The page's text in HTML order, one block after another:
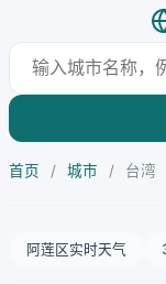
首页 / 城市 / 台湾
阿莲区实时天气